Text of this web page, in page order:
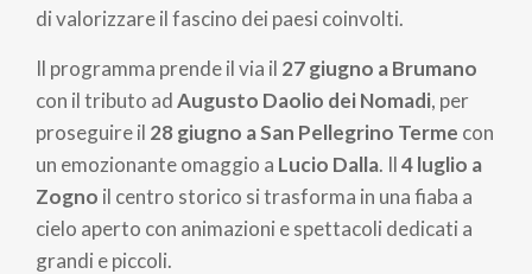
di valorizzare il fascino dei paesi coinvolti.
Il programma prende il via il 27 giugno a Brumano
con il tributo adAugusto Daolio dei Nomadi, per
proseguire il 28 giugno a San Pellegrino Terme con
un emozionante omaggio a Lucio Dalla. Il4 luglio a
Zogno il centro storico si trasforma in una fiaba a
cielo aperto con animazioni e spettacoli dedicati a
grandi e piccoli.